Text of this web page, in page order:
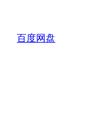
百度网盘